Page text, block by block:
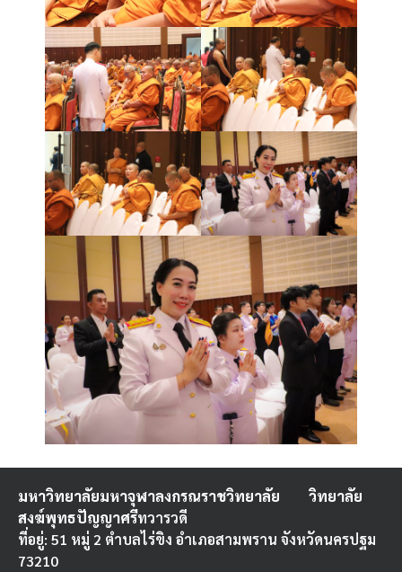
มหาวิทยาลัยมหาจุฬาลงกรณราชวิทยาลัย วิทยาลัย
สงฆ์พุทธปัญญาศรีทวารวดี
ที่อยู่: 51 หมู่ 2 ตำบลไร่ขิง อำเภอสามพราน จังหวัดนครปฐม
73210